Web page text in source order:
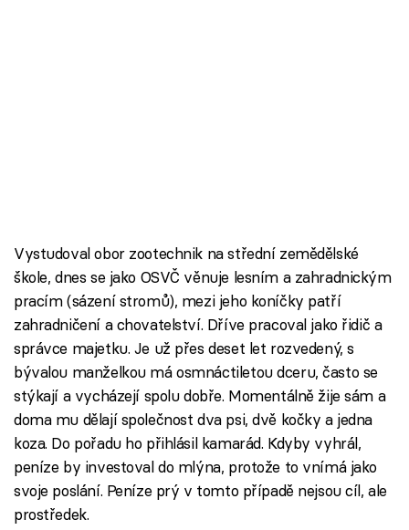
Vystudoval obor zootechnik na střední zemědělské
škole, dnes se jako OSVČ věnuje lesním a zahradnickým
pracím (sázení stromů), mezi jeho koníčky patří
zahradničení a chovatelství. Dříve pracoval jako řidič a
správce majetku. Je už přes deset let rozvedený, s
bývalou manželkou má osmnáctiletou dceru, často se
stýkají a vycházejí spolu dobře. Momentálně žije sám a
doma mu dělají společnost dva psi, dvě kočky a jedna
koza. Do pořadu ho přihlásil kamarád. Kdyby vyhrál,
peníze by investoval do mlýna, protože to vnímá jako
svoje poslání. Peníze prý v tomto případě nejsou cíl, ale
prostředek.